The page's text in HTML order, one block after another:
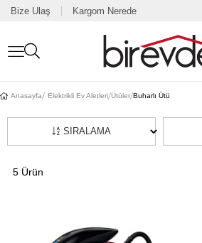
Bize Ulaş Kargom Nerede
Anasayfa Elektrikli Ev Aletleri Ütüler Buharlı Ütü
SIRALAMA
5 Ürün